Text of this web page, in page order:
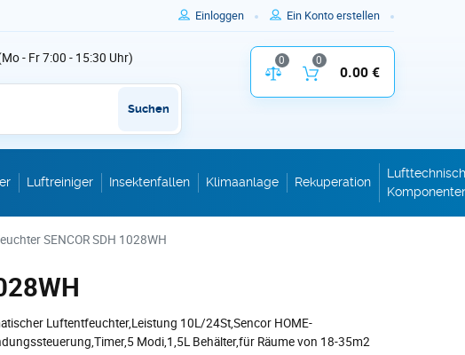
Einloggen Ein Konto erstellen
- Fr 7:00 - 15:30 Uhr)
Suchen
Vergleich der Produktparameter
0
Inhalt des
0
0.00 €
Luftreiniger Insektenfallen Klimaanlage Rekuperation
SENCOR SDH 1028WH
Luftentfeuchter,Leistung 10L/24St,Sencor HOME-
Modi,1,5L Behälter,für Räume von 18-35m2